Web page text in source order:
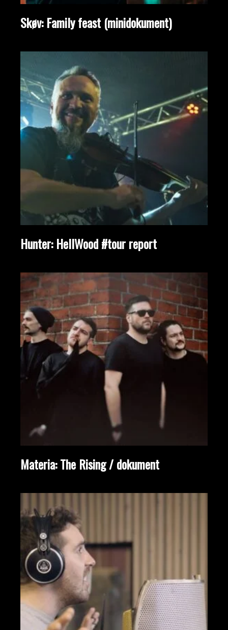
Skøv: Family feast (minidokument)
Hunter: HellWood #tour report
Materia: The Rising / dokument